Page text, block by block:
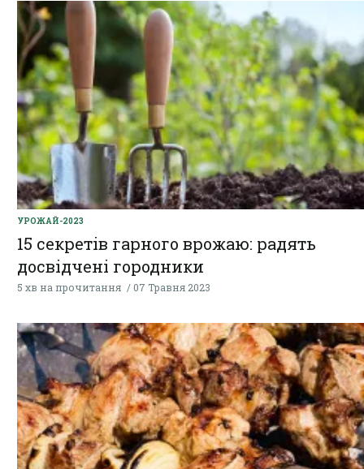
УРОЖАЙ-2023
15 секретів гарного врожаю: радять
досвідчені городники
5 хв на прочитання 07 Травня 2023